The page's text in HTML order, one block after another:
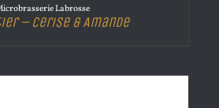
Labrosse
– Cerise & Amande